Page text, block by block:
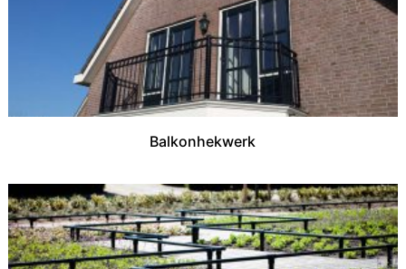
Balkonhekwerk